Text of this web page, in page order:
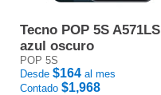
Tecno POP 5S A571LS
azul oscuro
POP 5S
Desde $164 al mes
Contado $1,968